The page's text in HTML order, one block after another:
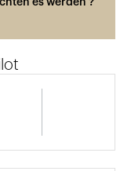
es werden ?